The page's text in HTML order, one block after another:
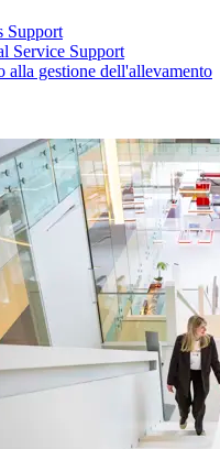
Support
Service Support
alla gestione dell'allevamento